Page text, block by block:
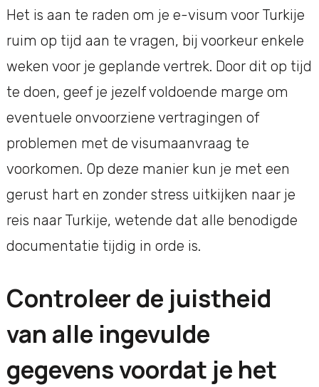
Het is aan te raden om je e-visum voor Turkije
ruim op tijd aan te vragen, bij voorkeur enkele
weken voor je geplande vertrek. Door dit op tijd
te doen, geef je jezelf voldoende marge om
eventuele onvoorziene vertragingen of
problemen met de visumaanvraag te
voorkomen. Op deze manier kun je met een
gerust hart en zonder stress uitkijken naar je
reis naar Turkije, wetende dat alle benodigde
documentatie tijdig in orde is.
Controleer de juistheid
van alle ingevulde
gegevens voordat je het